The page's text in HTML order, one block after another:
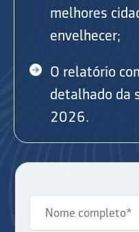
melhores
envelhecer;
O relatório
detalhado da
2026.